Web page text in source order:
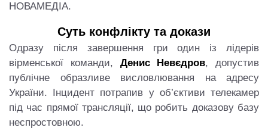
НОВАМЕДІА.
Суть конфлікту та докази
Одразу після завершення гри один із лідерів
вірменської команди, Денис Невєдров, допустив
публічне образливе висловлювання на адресу
України. Інцидент потрапив у об’єктиви телекамер
під час прямої трансляції, що робить доказову базу
неспростовною.